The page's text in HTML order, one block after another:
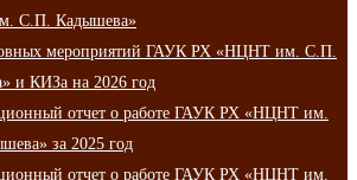
С.П. Кадышева»
мероприятий ГАУК РХ «НЦНТ им. С.П.
и КИЗа на 2026 год
отчет о работе ГАУК РХ «НЦНТ им.
за 2025 год
отчет о работе ГАУК РХ «НЦНТ им.